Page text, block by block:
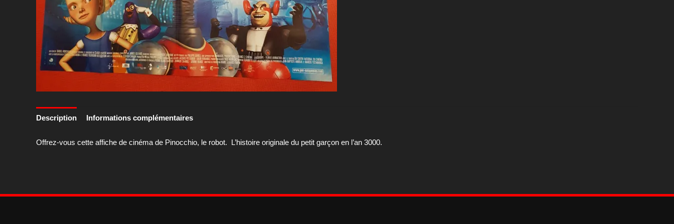
Description Informations complémentaires
Offrez-vous cette affiche de cinéma de Pinocchio, le robot. L’histoire originale du petit garçon en l’an 3000.